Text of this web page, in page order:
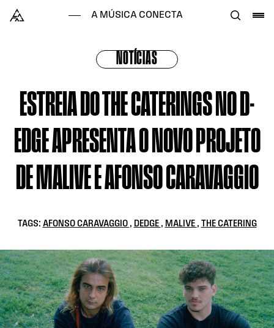
Alataj
A MÚSICA CONECTA
NOTÍCIAS
ESTREIA DO THE CATERINGS NO D-
EDGE APRESENTA O NOVO PROJETO
DE MALIVE E AFONSO CARAVAGGIO
TAGS: AFONSO CARAVAGGIO , DEDGE , MALIVE , THE CATERING